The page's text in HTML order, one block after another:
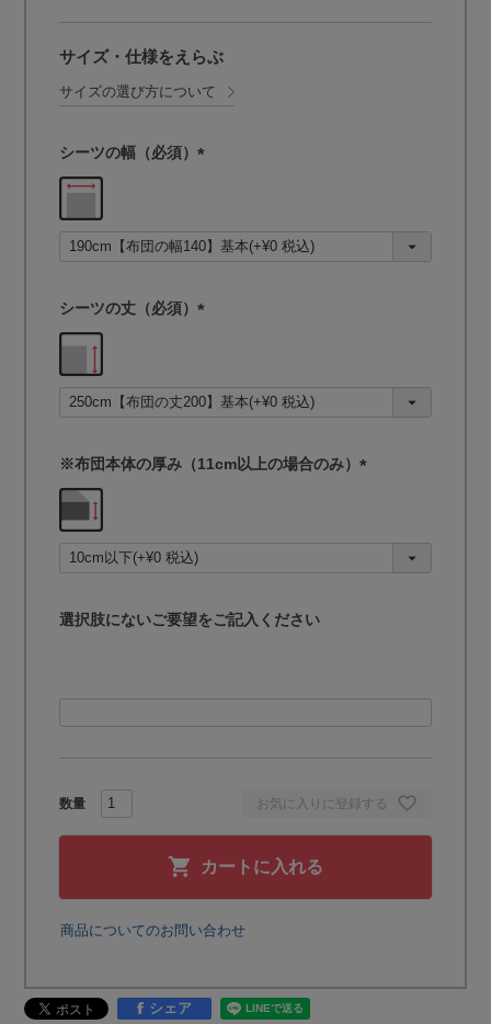
お気に入りに登録する
カートに入れる
サイズ・仕様をえらぶ
サイズの選び方について
シーツの幅（必須）
須
)
シーツの丈（必須）
須
)
※布団本体の厚み（11cm以上の場合のみ）
須
)
選択肢にないご要望をご記入ください
商品についてのお問い合わせ
シェア